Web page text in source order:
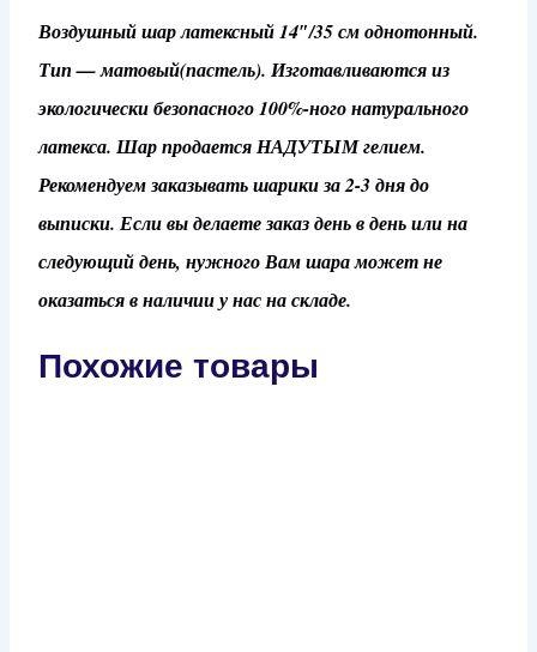
Воздушный шар латексный 14″/35 см однотонный.
Тип — матовый(пастель). Изготавливаются из
экологически безопасного 100%-ного натурального
латекса. Шар продается НАДУТЫМ гелием.
Рекомендуем заказывать шарики за 2-3 дня до
выписки. Если вы делаете заказ день в день или на
следующий день, нужного Вам шара может не
оказаться в наличии у нас на складе.
Похожие товары